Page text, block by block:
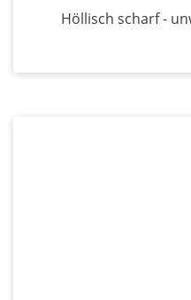
Höllisch scharf -